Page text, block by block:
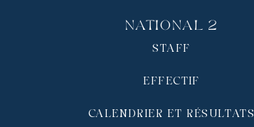
National 2
STAFF
EFFECTIF
CALENDRIER ET RÉSULTATS